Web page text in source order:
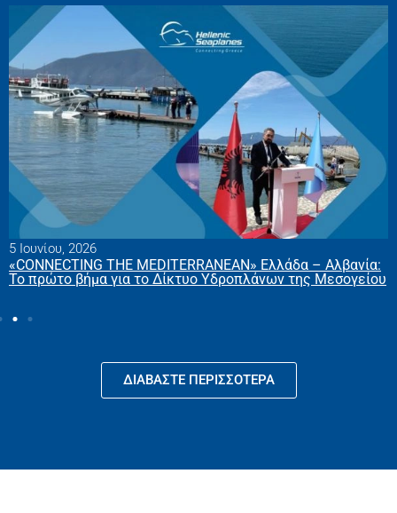
13 Μαρτίου, 2026
Hellenic Seaplanes – NOEMI: Συμφωνία έως 80 εκατ. ευρώ
για την ανάπτυξη ηλεκτρικών υδροπλάνων στην Ελλάδα
ΔΙΑΒΆΣΤΕ ΠΕΡΙΣΣΌΤΕΡΑ